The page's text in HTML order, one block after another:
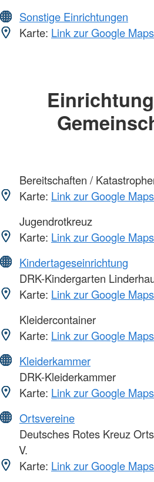
Sonstige Einrichtungen
Karte: Link zur Google
Bereitschaften /
Karte: Link zur Google
Jugendrotkreuz
Karte: Link zur Google
Kindertageseinrichtung
DRK-Kindergarten
Karte: Link zur Google
Kleidercontainer
Karte: Link zur Google
Kleiderkammer
DRK-Kleiderkammer
Karte: Link zur Google
Ortsvereine
Deutsches Rotes Kreuz
V.
Karte: Link zur Google